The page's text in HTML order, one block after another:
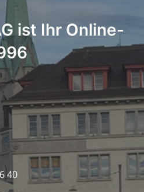
ist Ihr Online-
40